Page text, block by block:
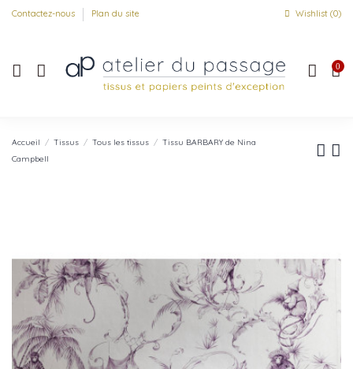
Contactez-nous Plan du site Wishlist (0)
0
Accueil Tissus Tous les tissus
Tissu BARBARY de Nina
Campbell